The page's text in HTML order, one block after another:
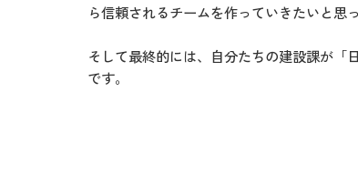
ら信頼されるチームを作っていきたいと思
そして最終的には、自分たちの建設課が「
です。